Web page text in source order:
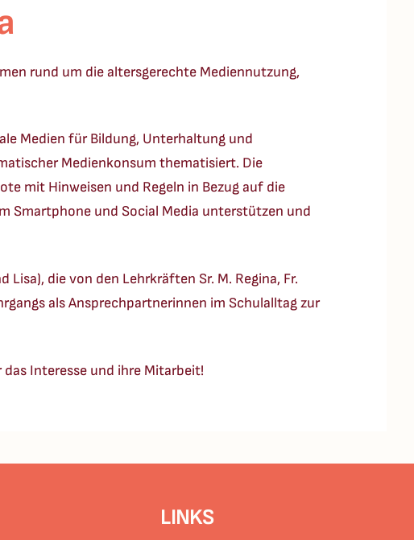
rund um die altersgerechte Mediennutzung,
Medien für Bildung, Unterhaltung und
Medienkonsum thematisiert. Die
mit Hinweisen und Regeln in Bezug auf die
Smartphone und Social Media unterstützen und
die von den Lehrkräften Sr. M. Regina, Fr.
als Ansprechpartnerinnen im Schulalltag zur
Interesse und ihre Mitarbeit!
LINKS